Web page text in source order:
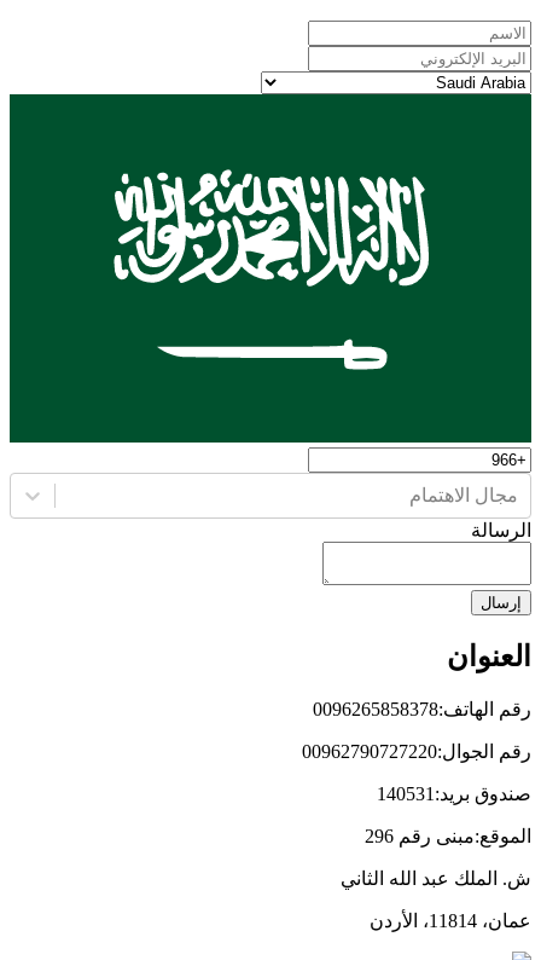
مجال الاهتمام
الرسالة
إرسال
العنوان
رقم الهاتف:0096265858378
رقم الجوال:00962790727220
صندوق بريد: 140531
الموقع:مبنى رقم 296
ش. الملك عبد الله الثاني
عمان، 11814، الأردن